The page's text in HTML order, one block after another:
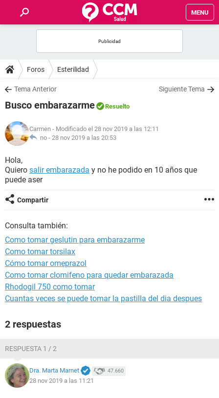
MENU
FOROS
SALUD
NUTRICIÓN
BIENESTAR
Foros Esterilidad
Tema Anterior Siguiente Tema
Busco embarazarme Resuelto
Carmen - Modificado el 28 nov 2019 a las 12:11
no - 28 nov 2019 a las 20:53
Hola,
Quiero salir embarazada y no he podido en 10 años que
puede aser
Compartir
Consulta también:
Como tomar geslutin para embarazarme
Como tomar torsilax
Cómo tomar omeprazol
Como tomar clomifeno para quedar embarazada
Rhodogil 750 como tomar
Cuantas veces se puede tomar la pastilla del dia despues
2 respuestas
RESPUESTA 1 / 2
Dra. Marta Marnet 47.660
28 nov 2019 a las 11:21